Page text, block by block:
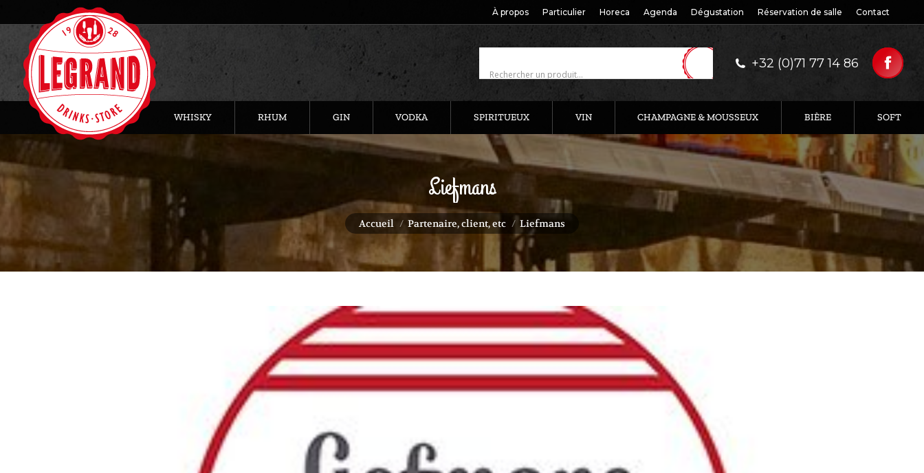
À propos Particulier Horeca Agenda Dégustation Réservation de salle Contact
+32 (0)71 77 14 86
WHISKY RHUM GIN VODKA SPIRITUEUX VIN CHAMPAGNE & MOUSSEUX BIÈRE SOFT
Liefmans
Vous êtes ici :
Accueil Partenaire, client, etc Liefmans